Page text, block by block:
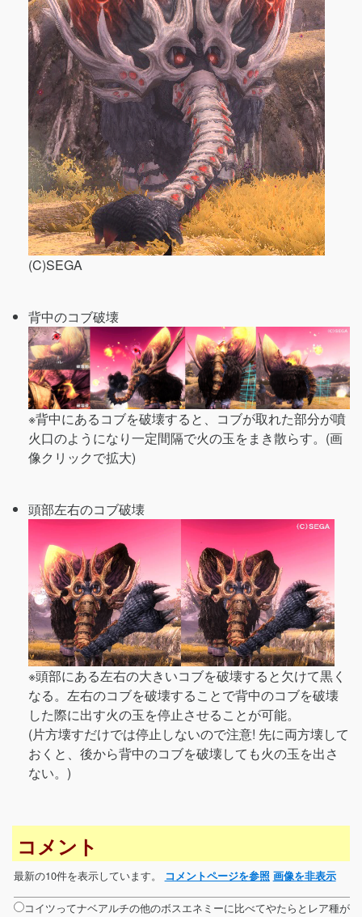
(C)SEGA
背中のコブ破壊
※背中にあるコブを破壊すると、コブが取れた部分が噴
火口のようになり一定間隔で火の玉をまき散らす。(画
像クリックで拡大)
頭部左右のコブ破壊
※頭部にある左右の大きいコブを破壊すると欠けて黒く
なる。左右のコブを破壊することで背中のコブを破壊
した際に出す火の玉を停止させることが可能。
(片方壊すだけでは停止しないので注意! 先に両方壊して
おくと、後から背中のコブを破壊しても火の玉を出さ
ない。)
コメント
最新の10件を表示しています。 コメントページを参照 画像を非表示
コイツってナベアルチの他のボスエネミーに比べてやたらとレア種が